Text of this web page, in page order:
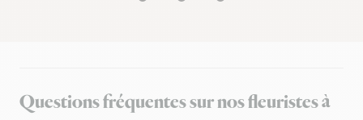
Questions fréquentes sur nos fleuristes à